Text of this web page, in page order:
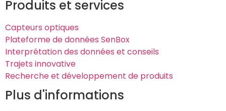
Produits et services
Capteurs optiques
Plateforme de données SenBox
Interprétation des données et conseils
Trajets innovative
Recherche et développement de produits
Plus d'informations